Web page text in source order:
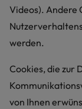
Videos). Andere
werden.
Cookies, die zur
von Ihnen